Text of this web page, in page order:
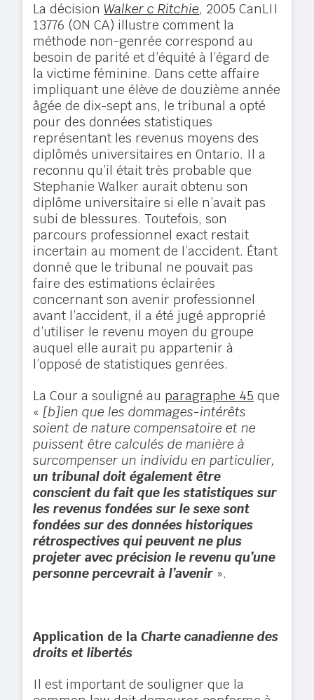
La décision Walker c Ritchie, 2005 CanLII
13776 (ON CA) illustre comment la
méthode non-genrée correspond au
besoin de parité et d’équité à l’égard de
la victime féminine. Dans cette affaire
impliquant une élève de douzième année
âgée de dix-sept ans, le tribunal a opté
pour des données statistiques
représentant les revenus moyens des
diplômés universitaires en Ontario. Il a
reconnu qu’il était très probable que
Stephanie Walker aurait obtenu son
diplôme universitaire si elle n’avait pas
subi de blessures. Toutefois, son
parcours professionnel exact restait
incertain au moment de l’accident. Étant
donné que le tribunal ne pouvait pas
faire des estimations éclairées
concernant son avenir professionnel
avant l’accident, il a été jugé approprié
d’utiliser le revenu moyen du groupe
auquel elle aurait pu appartenir à
l’opposé de statistiques genrées.
La Cour a souligné au paragraphe 45 que
« [b]ien que les dommages-intérêts
soient de nature compensatoire et ne
puissent être calculés de manière à
surcompenser un individu en particulier,
un tribunal doit également être
conscient du fait que les statistiques sur
les revenus fondées sur le sexe sont
fondées sur des données historiques
rétrospectives qui peuvent ne plus
projeter avec précision le revenu qu’une
personne percevrait à l’avenir ».
Application de laCharte canadienne des
droits et libertés
Il est important de souligner que la